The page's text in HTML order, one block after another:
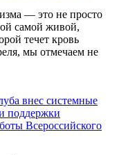
— это не просто
самой живой,
течет кровь
мы отмечаем не
внес системные
поддержки
Всероссийского